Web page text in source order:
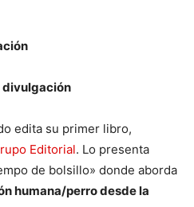
divulgación
edita su primer libro,
Editorial. Lo presenta
de bolsillo» donde aborda
humana/perro desde la